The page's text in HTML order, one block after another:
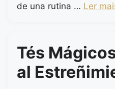
de una rutina … Ler
Tés
al